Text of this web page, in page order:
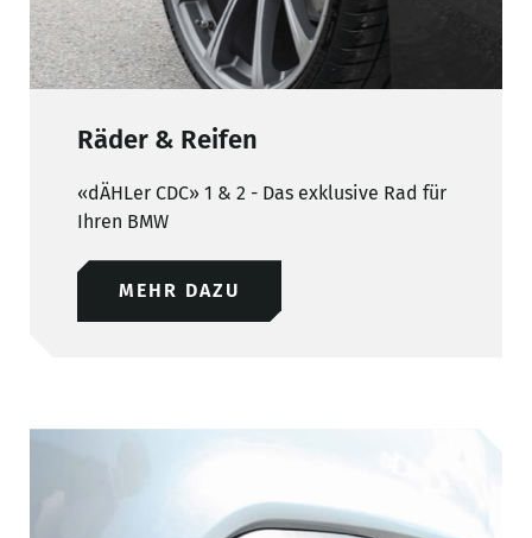
Räder & Reifen
«dÄHLer CDC» 1 & 2 - Das exklusive Rad für
Ihren BMW
MEHR DAZU